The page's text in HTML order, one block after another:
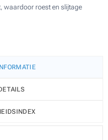
waardoor roest en slijtage